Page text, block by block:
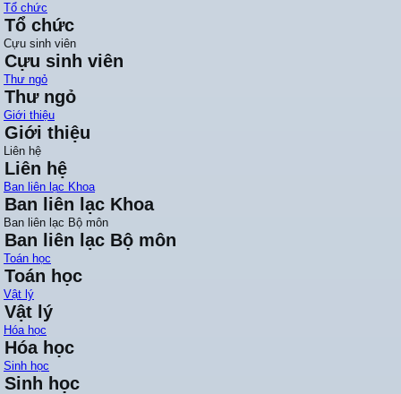
Tổ chức
Tổ chức
Cựu sinh viên
Cựu sinh viên
Thư ngỏ
Thư ngỏ
Giới thiệu
Giới thiệu
Liên hệ
Liên hệ
Ban liên lạc Khoa
Ban liên lạc Khoa
Ban liên lạc Bộ môn
Ban liên lạc Bộ môn
Toán học
Toán học
Vật lý
Vật lý
Hóa học
Hóa học
Sinh học
Sinh học